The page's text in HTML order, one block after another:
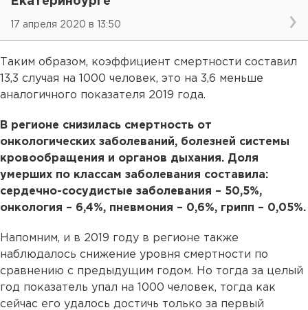
17 апреля 2020 в 13:50
Таким образом, коэффициент смертности составил
13,3 случая на 1000 человек, это на 3,6 меньше
аналогичного показателя 2019 года.
В регионе снизилась смертность от
онкологических заболеваний, болезней системы
кровообращения и органов дыхания. Доля
умерших по классам заболевания составила:
сердечно-сосудистые заболевания – 50,5%,
онкология – 6,4%, пневмония – 0,6%, грипп – 0,05%.
Напомним, и в 2019 году в регионе также
наблюдалось снижение уровня смертности по
сравнению с предыдущим годом. Но тогда за целый
год показатель упал на 1000 человек, тогда как
сейчас его удалось достичь только за первый